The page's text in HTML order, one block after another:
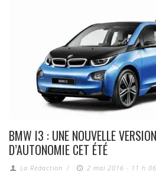
BMW I3 : UNE NOUVELLE
D’AUTONOMIE CET ÉTÉ
La Redaction / 2 mai 2016 - 11 h 06